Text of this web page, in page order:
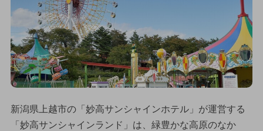
新潟県上越市の「妙高サンシャインホテル」が運営する
「妙高サンシャインランド」は、緑豊かな高原のなか